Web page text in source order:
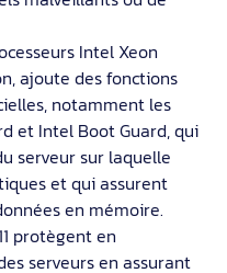
Intel Xeon
ajoute des fonctions
notamment les
et Intel Boot Guard, qui
serveur sur laquelle
et qui assurent
en mémoire.
protègent en
serveurs en assurant